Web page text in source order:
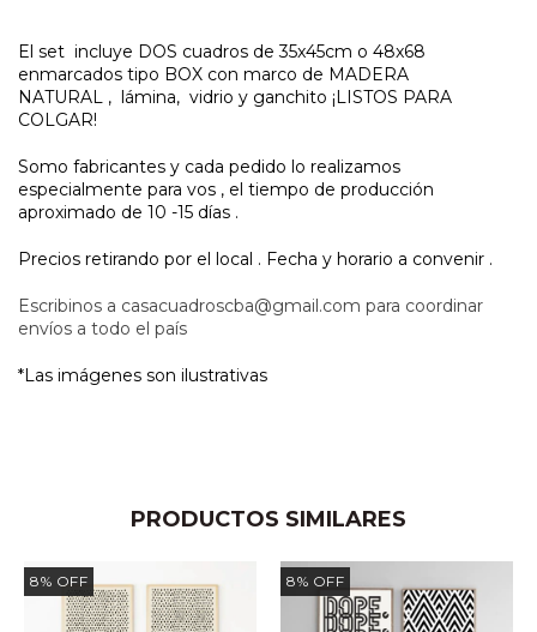
El set incluye DOS cuadros de 35x45cm o 48x68
enmarcados tipo BOX con marco de MADERA
NATURAL , lámina, vidrio y ganchito ¡LISTOS PARA
COLGAR!
Somo fabricantes y cada pedido lo realizamos
especialmente para vos , el tiempo de producción
aproximado de 10 -15 días .
Precios retirando por el local . Fecha y horario a convenir .
Escribinos a casacuadroscba@gmail.com para coordinar
envíos a todo el país
*Las imágenes son ilustrativas
PRODUCTOS SIMILARES
8% OFF 8% OFF